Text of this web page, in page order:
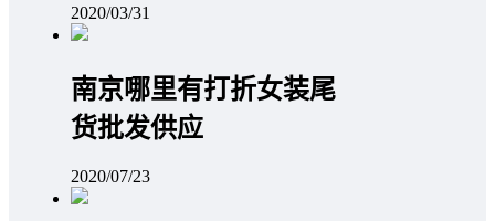
2020/03/31
南京哪里有打折女装尾
货批发供应
2020/07/23